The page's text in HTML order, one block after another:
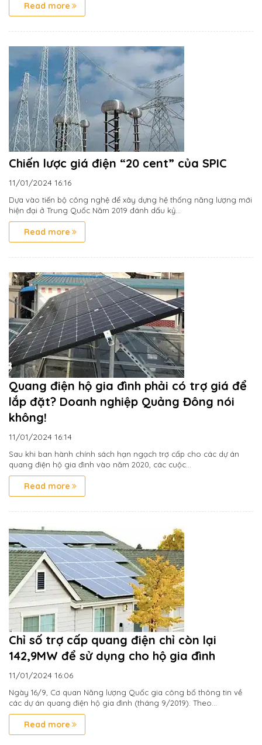
Read more
Chiến lược giá điện “20 cent” của SPIC
11/01/2024 16:16
Dựa vào tiến bộ công nghệ để xây dựng hệ thống năng lượng mới
hiện đại ở Trung Quốc Năm 2019 đánh dấu kỷ...
Read more
Quang điện hộ gia đình phải có trợ giá để
lắp đặt? Doanh nghiệp Quảng Đông nói
không!
11/01/2024 16:14
Sau khi ban hành chính sách hạn ngạch trợ cấp cho các dự án
quang điện hộ gia đình vào năm 2020, các cuộc...
Read more
Chỉ số trợ cấp quang điện chỉ còn lại
142,9MW để sử dụng cho hộ gia đình
11/01/2024 16:06
Ngày 16/9, Cơ quan Năng lượng Quốc gia công bố thông tin về
các dự án quang điện hộ gia đình (tháng 9/2019). Theo...
Read more